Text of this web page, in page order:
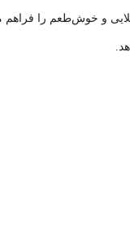
و خوش‌طعم را فراهم